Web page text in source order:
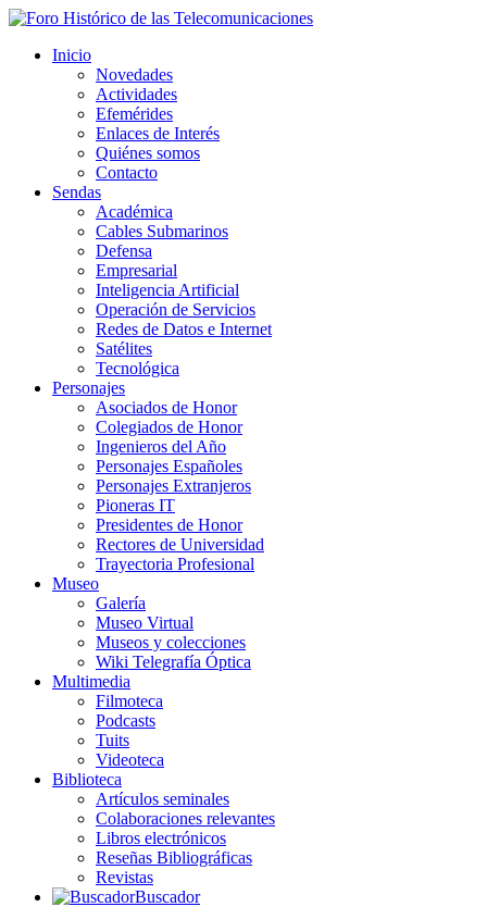
Inicio
Novedades
Actividades
Efemérides
Enlaces de Interés
Quiénes somos
Contacto
Sendas
Académica
Cables Submarinos
Defensa
Empresarial
Inteligencia Artificial
Operación de Servicios
Redes de Datos e Internet
Satélites
Tecnológica
Personajes
Asociados de Honor
Colegiados de Honor
Ingenieros del Año
Personajes Españoles
Personajes Extranjeros
Pioneras IT
Presidentes de Honor
Rectores de Universidad
Trayectoria Profesional
Museo
Galería
Museo Virtual
Museos y colecciones
Wiki Telegrafía Óptica
Multimedia
Filmoteca
Podcasts
Tuits
Videoteca
Biblioteca
Artículos seminales
Colaboraciones relevantes
Libros electrónicos
Reseñas Bibliográficas
Revistas
Buscador